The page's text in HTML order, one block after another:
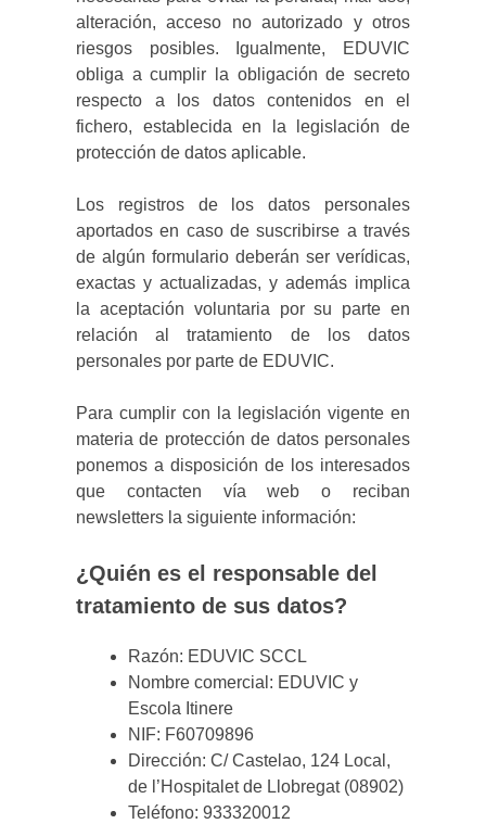
alteración, acceso no autorizado y otros
riesgos posibles. Igualmente, EDUVIC
obliga a cumplir la obligación de secreto
respecto a los datos contenidos en el
fichero, establecida en la legislación de
protección de datos aplicable.
Los registros de los datos personales
aportados en caso de suscribirse a través
de algún formulario deberán ser verídicas,
exactas y actualizadas, y además implica
la aceptación voluntaria por su parte en
relación al tratamiento de los datos
personales por parte de EDUVIC.
Para cumplir con la legislación vigente en
materia de protección de datos personales
ponemos a disposición de los interesados
que contacten vía web o reciban
newsletters la siguiente información:
¿Quién es el responsable del
tratamiento de sus datos?
Razón: EDUVIC SCCL
Nombre comercial: EDUVIC y
Escola Itinere
NIF: F60709896
Dirección: C/ Castelao, 124 Local,
de l’Hospitalet de Llobregat (08902)
Teléfono: 933320012